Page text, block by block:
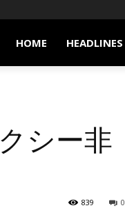
HOME HEADLINES
シー非
0
839